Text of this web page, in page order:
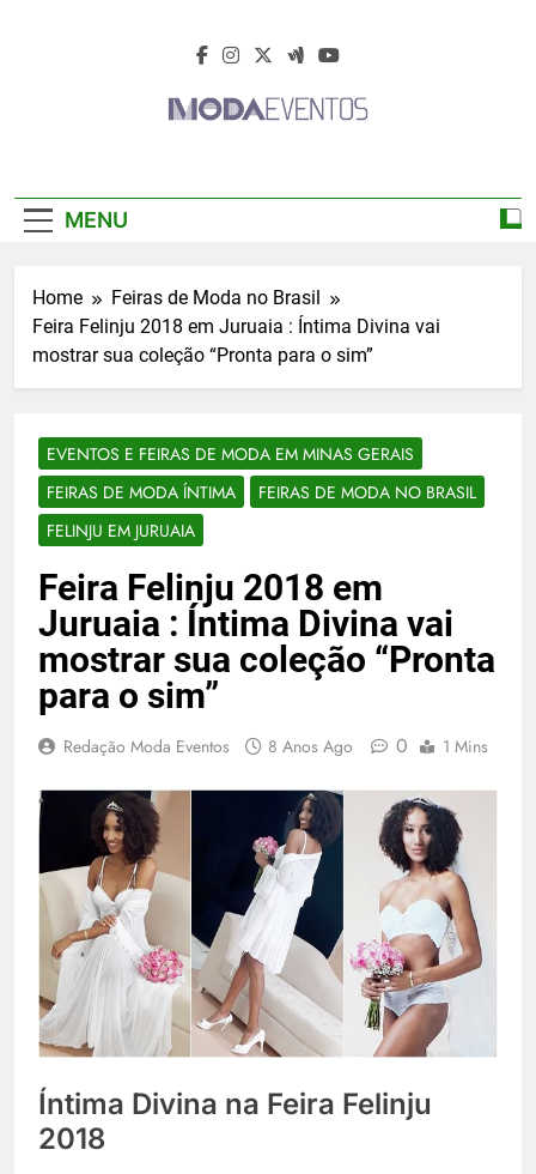
2026 – Desfiles
Feiras De Moda
2026
Feiras De Moda 2026 – Feiras De Moda No
Íntima 2026
MENU
Home
Feiras de Moda no Brasil
Feira Felinju 2018 em Juruaia : Íntima Divina vai
mostrar sua coleção “Pronta para o sim”
EVENTOS E FEIRAS DE MODA EM MINAS GERAIS
FEIRAS DE MODA ÍNTIMA
FEIRAS DE MODA NO BRASIL
FELINJU EM JURUAIA
Feira Felinju 2018 em
Juruaia : Íntima Divina vai
mostrar sua coleção “Pronta
para o sim”
Redação Moda Eventos 8 Anos Ago 0 1 Mins
Íntima Divina na Feira Felinju
2018